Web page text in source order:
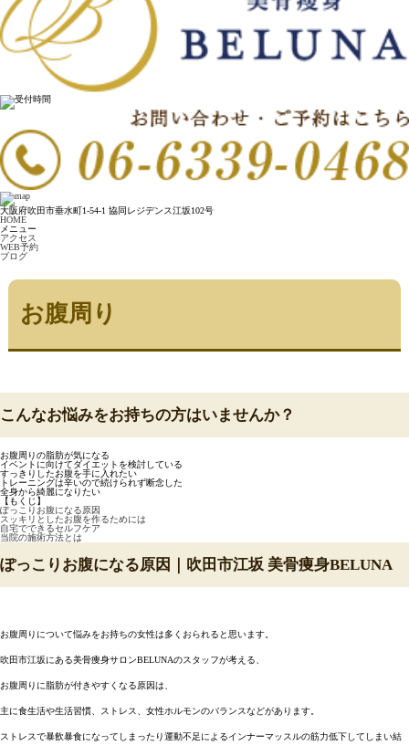
大阪府吹田市垂水町1-54-1 協同レジデンス江坂102号
HOME
メニュー
アクセス
WEB予約
ブログ
お腹周り
こんなお悩みをお持ちの方はいませんか？
お腹周りの脂肪が気になる
イベントに向けてダイエットを検討している
すっきりしたお腹を手に入れたい
トレーニングは辛いので続けられず断念した
全身から綺麗になりたい
【もくじ】
ぽっこりお腹になる原因
スッキリとしたお腹を作るためには
自宅でできるセルフケア
当院の施術方法とは
ぽっこりお腹になる原因｜吹田市江坂 美骨痩身BELUNA
お腹周りについて悩みをお持ちの女性は多くおられると思います。
吹田市江坂にある美骨痩身サロンBELUNAのスタッフが考える、
お腹周りに脂肪が付きやすくなる原因は、
主に食生活や生活習慣、ストレス、女性ホルモンのバランスなどがあります。
ストレスで暴飲暴食になってしまったり運動不足によるインナーマッスルの筋力低下してしまい結